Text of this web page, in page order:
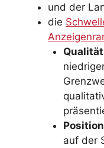
und der
die
auf der